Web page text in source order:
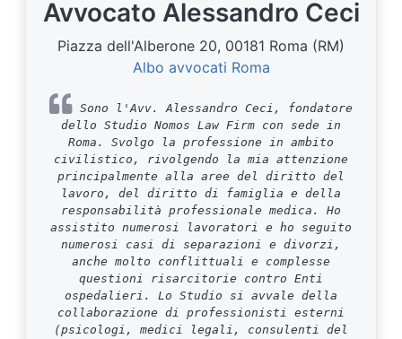
Avvocato Alessandro Ceci
Piazza dell'Alberone 20, 00181 Roma (RM)
Albo avvocati Roma
Sono l'Avv. Alessandro Ceci, fondatore
dello Studio Nomos Law Firm con sede in
Roma. Svolgo la professione in ambito
civilistico, rivolgendo la mia attenzione
principalmente alla aree del diritto del
lavoro, del diritto di famiglia e della
responsabilità professionale medica. Ho
assistito numerosi lavoratori e ho seguito
numerosi casi di separazioni e divorzi,
anche molto conflittuali e complesse
questioni risarcitorie contro Enti
ospedalieri. Lo Studio si avvale della
collaborazione di professionisti esterni
(psicologi, medici legali, consulenti del